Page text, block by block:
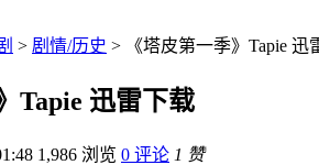
> 剧情/历史 > 《塔皮第一季》Tapie 迅
Tapie 迅雷下载
1,986 浏览 0 评论 1 赞